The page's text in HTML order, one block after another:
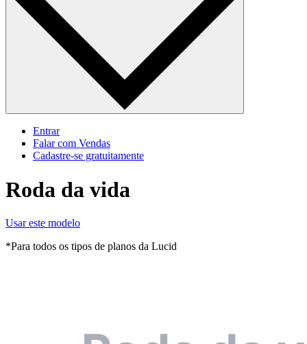
Entrar
Falar com Vendas
Cadastre‐se gratuitamente
Roda da vida
Usar este modelo
*Para todos os tipos de planos da Lucid